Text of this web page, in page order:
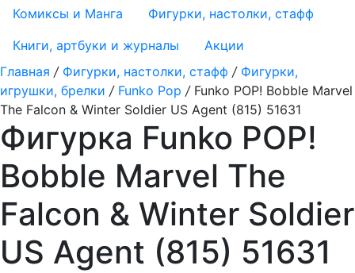
Комиксы и Манга
Фигурки, настолки, стафф
Книги, артбуки и журналы
Акции
Главная / Фигурки, настолки, стафф / Фигурки,
игрушки, брелки / Funko Pop / Funko POP! Bobble Marvel
The Falcon & Winter Soldier US Agent (815) 51631
Фигурка Funko POP!
Bobble Marvel The
Falcon & Winter Soldier
US Agent (815) 51631